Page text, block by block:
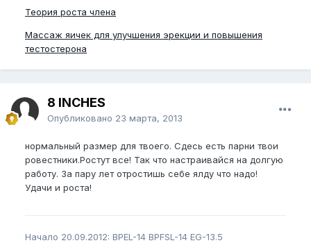
Теория роста члена
Массаж яичек для улучшения эрекции и повышения
тестостерона
8 INCHES
Опубликовано 23 марта, 2013
нормальный размер для твоего. Сдесь есть парни твои
ровестники.Ростут все! Так что настраивайся на долгую
работу. За пару лет отростишь себе ялду что надо!
Удачи и роста!
Начало 20.09.2012: BPEL-14 BPFSL-14 EG-13.5